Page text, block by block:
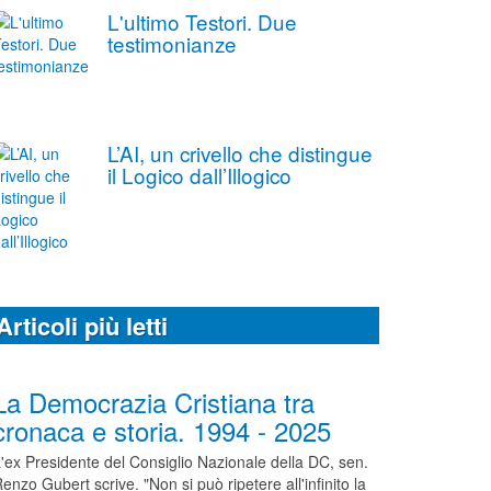
L'ultimo Testori. Due
testimonianze
L’AI, un crivello che distingue
il Logico dall’Illogico
più letti
Democrazia Cristiana tra
e storia. 1994 - 2025
Presidente del Consiglio Nazionale della DC, sen.
Gubert scrive. "Non si può ripetere all'infinito la